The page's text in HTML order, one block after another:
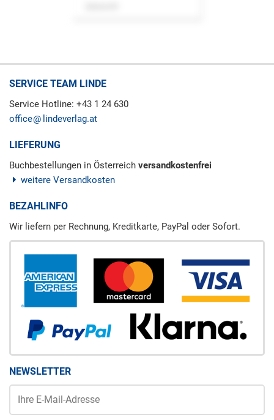
SERVICE TEAM LINDE
Service Hotline: +43 1 24 630
office
lindeverlag.at
LIEFERUNG
Buchbestellungen in Österreich versandkostenfrei
weitere Versandkosten
BEZAHLINFO
Wir liefern per Rechnung, Kreditkarte, PayPal oder Sofort.
NEWSLETTER